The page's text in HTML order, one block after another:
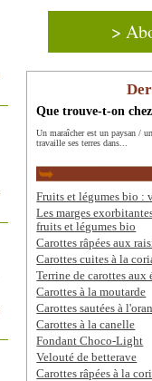
>
Que trouve-t-on
Un maraîcher est un paysan /
travaille ses terres dans...
Fruits et légumes bio :
Les marges
fruits et légumes bio
Carottes râpées aux
Carottes cuites à la
Terrine de carottes aux
Carottes à la moutarde
Carottes sautées à
Carottes à la canelle
Fondant Choco-Light
Velouté de betterave
Carottes râpées à la